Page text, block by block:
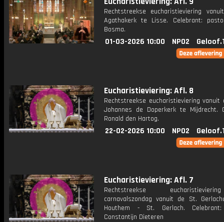
Rechtstreekse eucharistieviering
Agathakerk te Lisse. Celebrant:
Bosma.
01-03-2026 10:00 NPO2
Eucharistieviering: Afl. 8
Rechtstreekse eucharistieviering vanuit
Johannes de Doperkerk te Mijdrecht.
Ronald den Hartog.
22-02-2026 10:00 NPO2
Eucharistieviering: Afl. 7
Rechtstreekse
carnavalszondag vanuit de St.
Houthem - St. Gerlach.
Constantijn Dieteren